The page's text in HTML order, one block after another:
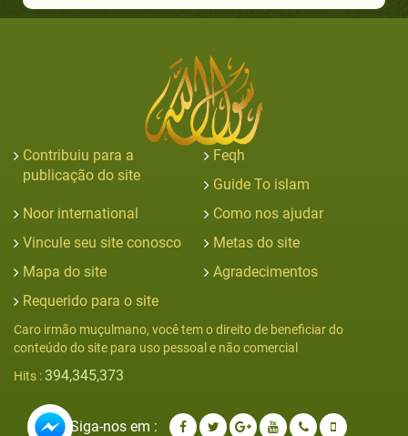
Contribuiu para a
publicação do site
Feqh
Guide To islam
Noor international
Como nos ajudar
Vincule seu site conosco
Metas do site
Mapa do site
Agradecimentos
Requerido para o site
Caro irmão muçulmano, você tem o direito de beneficiar do
conteúdo do site para uso pessoal e não comercial
Hits : 394,345,373
Siga-nos em :